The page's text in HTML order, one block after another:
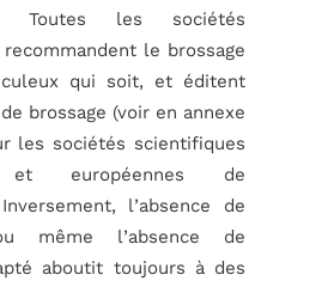
Toutes les sociétés
le brossage
qui soit, et éditent
brossage (voir en annexe
les sociétés scientifiques
et européennes de
l’absence de
même l’absence de
aboutit toujours à des